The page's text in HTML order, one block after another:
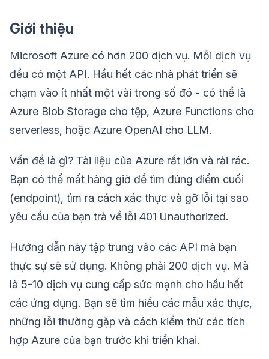
Giới thiệu
Microsoft Azure có hơn 200 dịch vụ. Mỗi dịch vụ
đều có một API. Hầu hết các nhà phát triển sẽ
chạm vào ít nhất một vài trong số đó - có thể là
Azure Blob Storage cho tệp, Azure Functions cho
serverless, hoặc Azure OpenAI cho LLM.
Vấn đề là gì? Tài liệu của Azure rất lớn và rải rác.
Bạn có thể mất hàng giờ để tìm đúng điểm cuối
(endpoint), tìm ra cách xác thực và gỡ lỗi tại sao
yêu cầu của bạn trả về lỗi 401 Unauthorized.
Hướng dẫn này tập trung vào các API mà bạn
thực sự sẽ sử dụng. Không phải 200 dịch vụ. Mà
là 5-10 dịch vụ cung cấp sức mạnh cho hầu hết
các ứng dụng. Bạn sẽ tìm hiểu các mẫu xác thực,
những lỗi thường gặp và cách kiểm thử các tích
hợp Azure của bạn trước khi triển khai.